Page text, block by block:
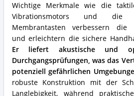
Wichtige Merkmale wie die
Vibrationsmotors und die
Membrantasten verbessern die
und erleichtern die sichere
Er liefert akustische und
Durchgangsprüfungen, was das
potenziell gefährlichen
robuste Konstruktion mit der
Langlebigkeit, während